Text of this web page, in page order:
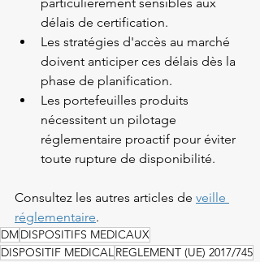
délais de certification.
Les stratégies d'accès au marché
doivent anticiper ces délais dès la
phase de planification.
Les portefeuilles produits
nécessitent un pilotage
réglementaire proactif pour éviter
toute rupture de disponibilité.
Consultez les autres articles de veille
réglementaire.
DMDISPOSITIFS MEDICAUX
DISPOSITIF MEDICALREGLEMENT (UE) 2017/745